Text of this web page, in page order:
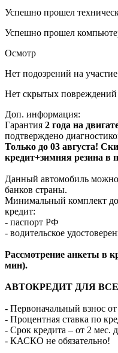
Успешно прошел
Успешно прошел
Осмотр
Нет подозрений на
Нет скрытых повреждений
Доп. информация:
Гарантия 2 года на
подтверждено
Только до 03 августа!
кредит+зимняя резина в
Данный автомобиль
банков страны.
Минимальный комплект
кредит:
- паспорт РФ
- водительское
Рассмотрение анкеты в
мин).
АВТОКРЕДИТ ДЛЯ
- Первоначальный взнос
- Процентная ставка по
- Срок кредита – от 2 мес.
- КАСКО не обязательно!